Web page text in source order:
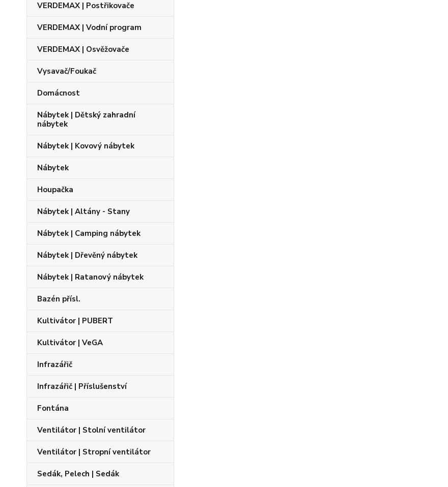
VERDEMAX | Postřikovače
VERDEMAX | Vodní program
VERDEMAX | Osvěžovače
Vysavač/Foukač
Domácnost
Nábytek | Dětský zahradní
nábytek
Nábytek | Kovový nábytek
Nábytek
Houpačka
Nábytek | Altány - Stany
Nábytek | Camping nábytek
Nábytek | Dřevěný nábytek
Nábytek | Ratanový nábytek
Bazén přísl.
Kultivátor | PUBERT
Kultivátor | VeGA
Infrazářič
Infrazářič | Příslušenství
Fontána
Ventilátor | Stolní ventilátor
Ventilátor | Stropní ventilátor
Sedák, Pelech | Sedák